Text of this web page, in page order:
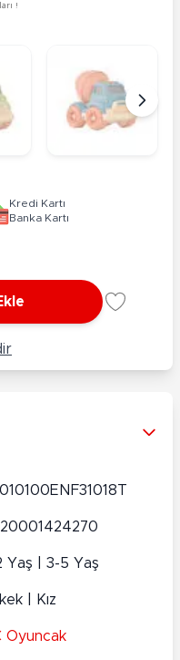
!
Kredi Kartı
Banka Kartı
Yaş | 3-5 Yaş
| Kız
Oyuncak